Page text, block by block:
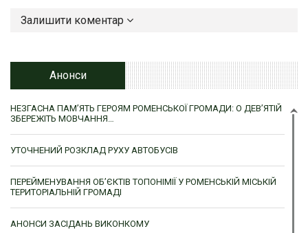
Залишити коментар
Анонси
НЕЗГАСНА ПАМ’ЯТЬ ГЕРОЯМ РОМЕНСЬКОЇ ГРОМАДИ: О ДЕВ’ЯТІЙ
ЗБЕРЕЖІТЬ МОВЧАННЯ…
УТОЧНЕНИЙ РОЗКЛАД РУХУ АВТОБУСІВ
ПЕРЕЙМЕНУВАННЯ ОБ’ЄКТІВ ТОПОНІМІЇ У РОМЕНСЬКІЙ МІСЬКІЙ
ТЕРИТОРІАЛЬНІЙ ГРОМАДІ
АНОНСИ ЗАСІДАНЬ ВИКОНКОМУ